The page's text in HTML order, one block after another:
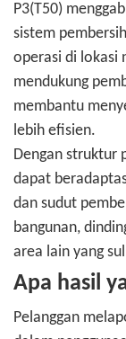
P3(T50)
sistem
operasi di lokasi
mendukung
membantu
lebih efisien.
Dengan struktur
dapat
dan sudut
bangunan,
area lain yang
Apa hasil
Pelanggan